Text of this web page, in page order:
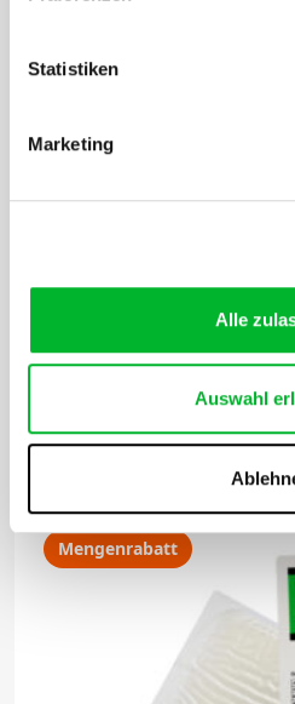
Statistiken
Marketing
Alle
Auswahl
Stück)
Ab14,95
Starke Klebeschicht
Mit Erdnussduft
Vor 16:00 bestellt, morgen
Mengenrabatt